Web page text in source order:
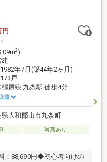
円
-
2)
1982年7月(築44年2ヶ月)
戸
原線 九条駅 徒歩4分
通
県大和郡山市九条町
写真あり
：88,690円◆初心者向けの